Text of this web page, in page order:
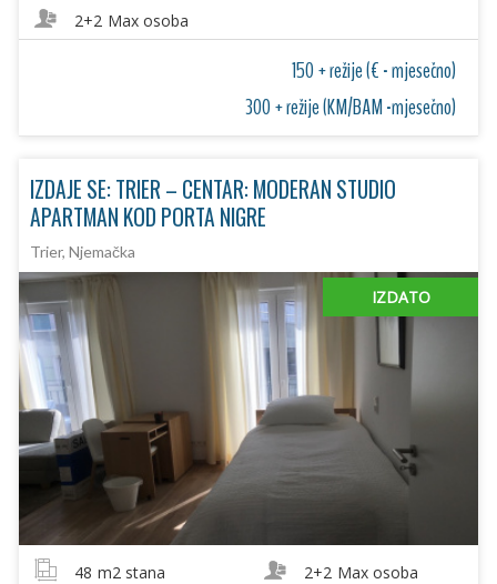
2+2 Max osoba
150 + režije (€ - mjesečno)
300 + režije (KM/BAM -mjesečno)
IZDAJE SE: TRIER – CENTAR: MODERAN STUDIO
APARTMAN KOD PORTA NIGRE
Trier, Njemačka
IZDATO
48 m2 stana 2+2 Max osoba